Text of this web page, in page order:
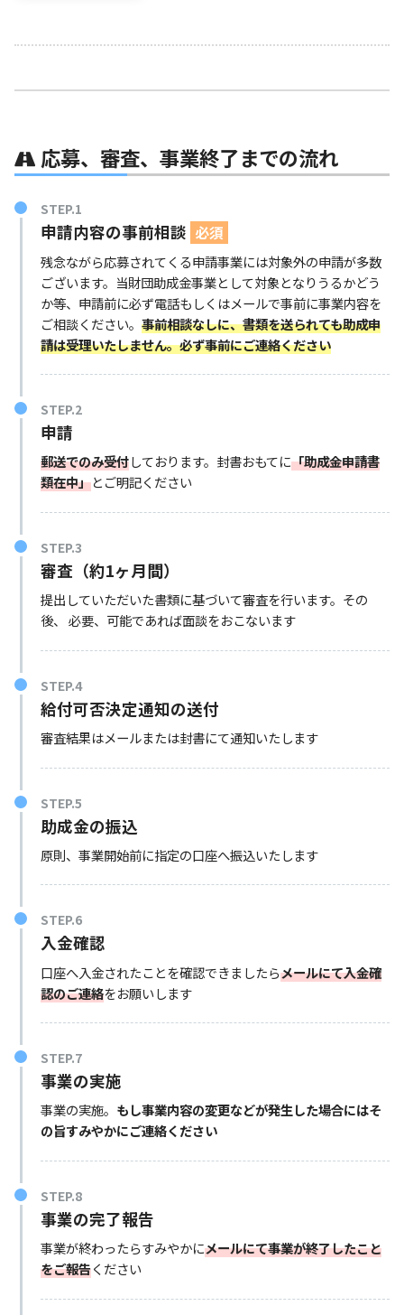
応募、審査、事業終了までの流れ
STEP.1
申請内容の事前相談 必須
残念ながら応募されてくる申請事業には対象外の申請が多数
ございます。当財団助成金事業として対象となりうるかどう
か等、申請前に必ず電話もしくはメールで事前に事業内容を
ご相談ください。 事前相談なしに、書類を送られても助成申
請は受理いたしません。必ず事前にご連絡ください
STEP.2
申請
郵送でのみ受付しております。封書おもてに「助成金申請書
類在中」とご明記ください
STEP.3
審査（約1ヶ月間）
提出していただいた書類に基づいて審査を行います。その
後、 必要、可能であれば面談をおこないます
STEP.4
給付可否決定通知の送付
審査結果はメールまたは封書にて通知いたします
STEP.5
助成金の振込
原則、事業開始前に指定の口座へ振込いたします
STEP.6
入金確認
口座へ入金されたことを確認できましたらメールにて入金確
認のご連絡をお願いします
STEP.7
事業の実施
事業の実施。 もし事業内容の変更などが発生した場合にはそ
の旨すみやかにご連絡ください
STEP.8
事業の完了報告
事業が終わったらすみやかにメールにて事業が終了したこと
をご報告ください